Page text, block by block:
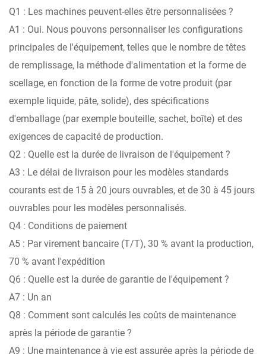
Q1 : Les machines peuvent-elles être personnalisées ?
A1 : Oui. Nous pouvons personnaliser les configurations
principales de l'équipement, telles que le nombre de têtes
de remplissage, la méthode d'alimentation et la forme de
scellage, en fonction de la forme de votre produit (par
exemple liquide, pâte, solide), des spécifications
d'emballage (par exemple bouteille, sachet, boîte) et des
exigences de capacité de production.
Q2 : Quelle est la durée de livraison de l'équipement ?
A3 : Le délai de livraison pour les modèles standards
courants est de 15 à 20 jours ouvrables, et de 30 à 45 jours
ouvrables pour les modèles personnalisés.
Q4 : Conditions de paiement
A5 : Par virement bancaire (T/T), 30 % avant la production,
70 % avant l'expédition
Q6 : Quelle est la durée de garantie de l'équipement ?
A7 : Un an
Q8 : Comment sont calculés les coûts de maintenance
après la période de garantie ?
A9 : Une maintenance à vie est assurée après la période de